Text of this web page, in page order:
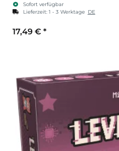
Sofort verfügbar
Lieferzeit: 1 - 3 Werktage DE
17,49 € *